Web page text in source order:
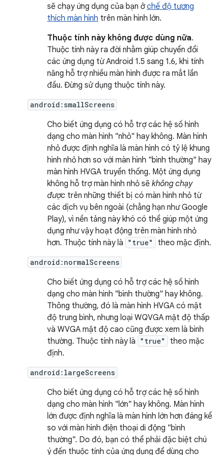
sẽ chạy ứng dụng của bạn ởchế độ tương
thích màn hình trên màn hình lớn.
Thuộc tính này không được dùng nữa.
Thuộc tính này ra đời nhằm giúp chuyển đổi
các ứng dụng từ Android 1.5 sang 1.6, khi tính
năng hỗ trợ nhiều màn hình được ra mắt lần
đầu. Đừng sử dụng thuộc tính này.
android:smallScreens
Cho biết ứng dụng có hỗ trợ các hệ số hình
dạng cho màn hình "nhỏ" hay không. Màn hình
nhỏ được định nghĩa là màn hình có tỷ lệ khung
hình nhỏ hơn so với màn hình "bình thường" hay
màn hình HVGA truyền thống. Một ứng dụng
không hỗ trợ màn hình nhỏ sẽ không chạy
được trên những thiết bị có màn hình nhỏ từ
các dịch vụ bên ngoài (chẳng hạn như Google
Play), vì nền tảng này khó có thể giúp một ứng
dụng như vậy hoạt động trên màn hình nhỏ
hơn. Thuộc tính này là
"true" theo mặc định.
android:normalScreens
Cho biết ứng dụng có hỗ trợ các hệ số hình
dạng cho màn hình "bình thường" hay không.
Thông thường, đó là màn hình HVGA có mật
độ trung bình, nhưng loại WQVGA mật độ thấp
và WVGA mật độ cao cũng được xem là bình
thường. Thuộc tính này là
"true"
theo mặc
định.
android:largeScreens
Cho biết ứng dụng có hỗ trợ các hệ số hình
dạng cho màn hình "lớn" hay không. Màn hình
lớn được định nghĩa là màn hình lớn hơn đáng kể
so với màn hình điện thoại di động "bình
thường". Do đó, bạn có thể phải đặc biệt chú
ý đến thuộc tính của ứng dụng để dùng cho